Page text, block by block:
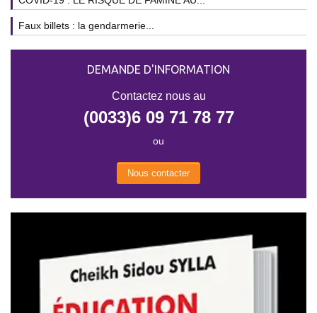
Faux billets : la gendarmerie...
DEMANDE D'INFORMATION
Contactez nous au
(0033)6 09 71 78 77
ou
Nous contacter